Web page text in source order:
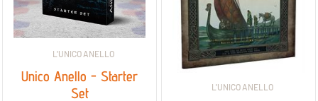
L'UNICO ANELLO
Unico Anello - Starter
Set
L'UNICO ANELLO